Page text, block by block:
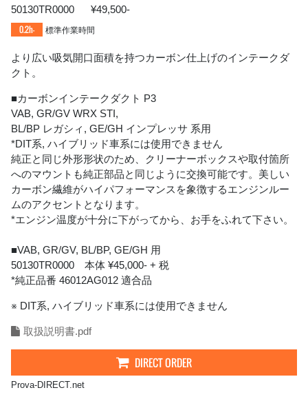
50130TR0000
¥49,500-
0.2h-
標準作業時間
より広い吸気開口面積を持つカーボン仕上げのインテークダ
クト。
■カーボンインテークダクト P3
VAB, GR/GV WRX STI,
BL/BP レガシィ, GE/GH インプレッサ 系用
*DIT系, ハイブリッド車系には使用できません
純正と同じ外形形状のため、クリーナーボックスや取付箇所
へのマウントも純正部品と同じように交換可能です。美しい
カーボン繊維がハイパフォーマンスを象徴するエンジンルー
ムのアクセントとなります。
*エンジン温度が十分に下がってから、お手をふれて下さい。
■VAB, GR/GV, BL/BP, GE/GH 用
50130TR0000 本体 ¥45,000- + 税
*純正品番 46012AG012 適合品
※ DIT系, ハイブリッド車系には使用できません
取扱説明書.pdf
DIRECT ORDER
Prova-DIRECT.net